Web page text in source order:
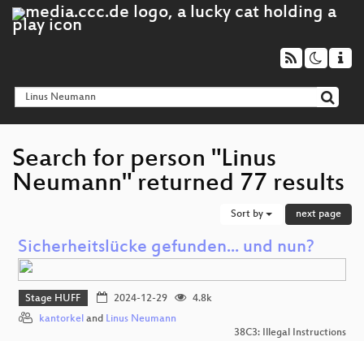
Search for person "Linus
Neumann" returned 77 results
Sort by next page
Sicherheitslücke gefunden... und nun?
Stage HUFF 2024-12-29
4.8k
kantorkel and Linus Neumann
38C3: Illegal Instructions